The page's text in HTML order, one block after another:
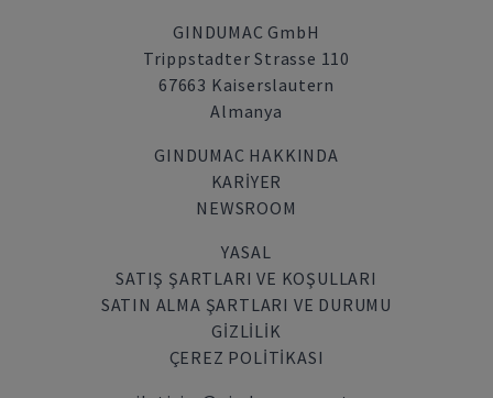
GINDUMAC GmbH
Trippstadter Strasse 110
67663 Kaiserslautern
Almanya
GINDUMAC HAKKINDA
KARIYER
NEWSROOM
YASAL
SATIŞ ŞARTLARI VE KOŞULLARI
SATIN ALMA ŞARTLARI VE DURUMU
GİZLİLİK
ÇEREZ POLITIKASI